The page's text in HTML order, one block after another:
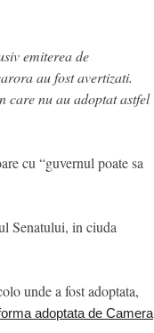
emiterea de
au fost avertizati.
care nu au adoptat astfel
cu “guvernul poate sa
Senatului, in ciuda
unde a fost adoptata,
adoptata de Camera